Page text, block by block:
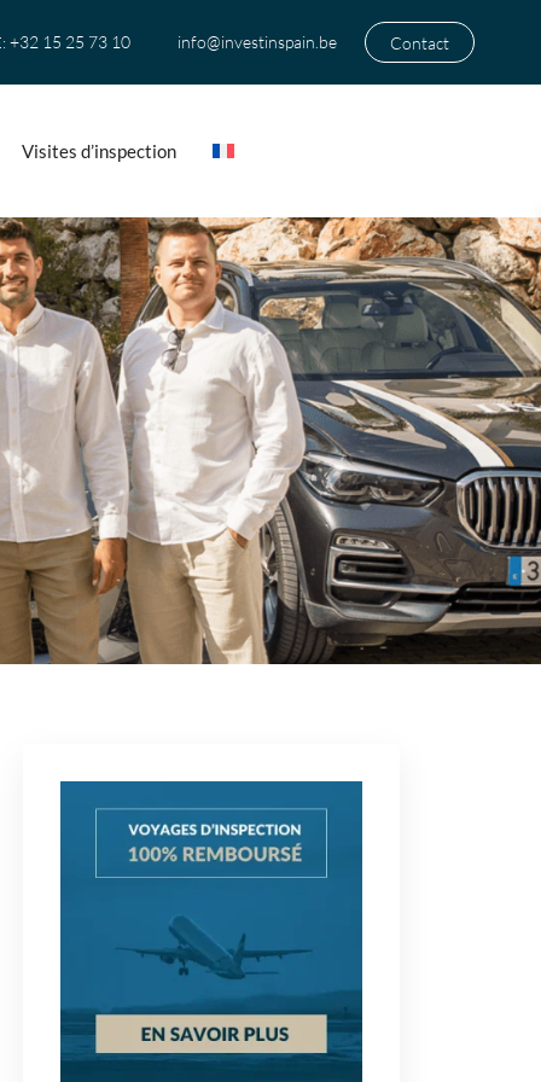
+32 15 25 73 10 info@investinspain.be Contact
Visites d’inspection